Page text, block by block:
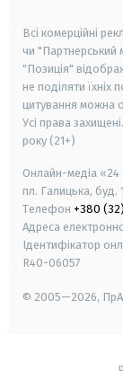
Всі комерційні
чи "Партнерський
"Позиція"
не поділяти їхніх
цитування можна
Усі права захищені.
року (21+)
Онлайн-медіа «24
пл. Галицька, буд.
Телефон +380
Адреса
Ідентифікатор
R40-06057
© 2005—2026,